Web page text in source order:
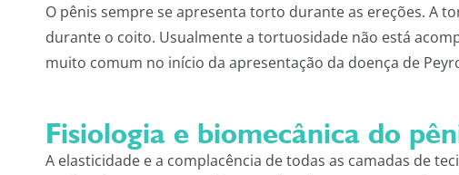
O pênis sempre se apresenta torto durante as ereções. A
durante o coito. Usualmente a tortuosidade não está
muito comum no início da apresentação da doença de
Fisiologia e biomecânica do
A elasticidade e a complacência de todas as camadas de